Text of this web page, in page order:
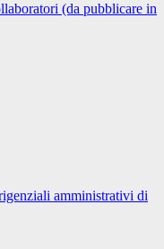
(da pubblicare in
amministrativi di